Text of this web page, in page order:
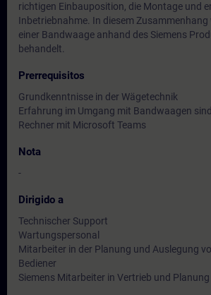
richtigen Einbauposition, die Montage und
Inbetriebnahme. In diesem Zusammenhang
einer Bandwaage anhand des Siemens
behandelt.
Prerrequisitos
Grundkenntnisse in der Wägetechnik
Erfahrung im Umgang mit Bandwaagen
Rechner mit Microsoft Teams
Nota
-
Dirigido a
Technischer Support
Wartungspersonal
Mitarbeiter in der Planung und Auslegung
Bediener
Siemens Mitarbeiter in Vertrieb und Planung